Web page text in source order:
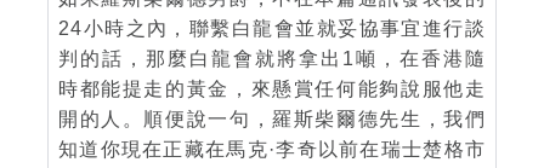
24小時之內，聯繫白龍會並就妥協事宜進行談
判的話，那麼白龍會就將拿出1噸，在香港隨
時都能提走的黃金，來懸賞任何能夠說服他走
開的人。順便說一句，羅斯柴爾德先生，我們
知道你現在正藏在馬克·李奇以前在瑞士楚格市